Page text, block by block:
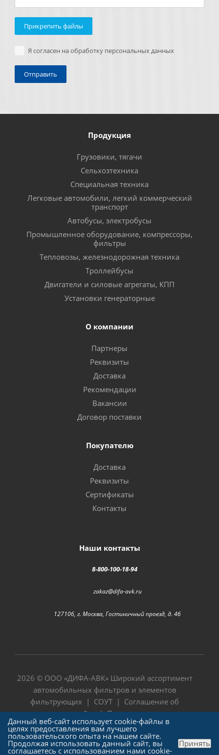
Прикрепить файлы
Я согласен на обработку персональных данных
Продукция
Грузовики, тягачи
Сельхозтехника
Специальная техника
Легковые автомобили, легкий коммерческий
транспорт
Автобусы, электробусы
Промышленное оборудование, компрессоры,
фильтры
Тепловозы, железнодорожная техника
Троллейбусы
Двигатели и силовые агрегаты, КПП
Установки генераторные
О компании
Партнеры
Реквизиты
Доставка
Рекомендации
Вакансии
Договор поставки
Покупателю
Доставка
Реквизиты
Сертификаты
Контакты
Наши контакты
8-800-100-18-94
zakaz@difa-avk.ru
127106, г. Москва, Гостиничный проезд, д. 4б
2026 © ООО «ДИФА-АВК» Широкий ассортимент
автомобильных фильтров и элементов
фильтрующих | СОУТ | Соглашение об
использовании сайта|Политика в отношении
обработки персональных данных
Данный веб-сайт использует cookie-файлы в
целях предоставления вам лучшего
пользовательского опыта на нашем сайте.
Продолжая использовать данный сайт, вы
соглашаетесь с использованием нами cookie-
Принять